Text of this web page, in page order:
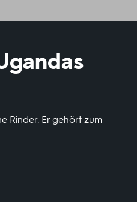
Rinder. Er gehört zum